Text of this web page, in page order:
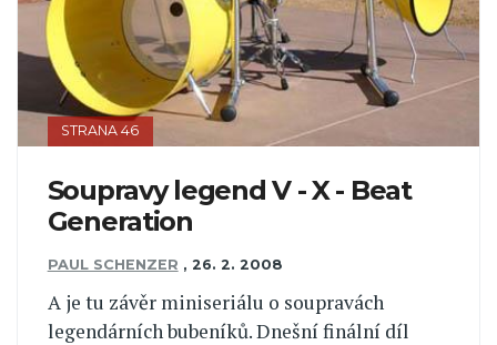
STRANA 46
Soupravy legend V - X - Beat
Generation
PAUL SCHENZER , 26. 2. 2008
A je tu závěr miniseriálu o soupravách
legendárních bubeníků. Dnešní finální díl